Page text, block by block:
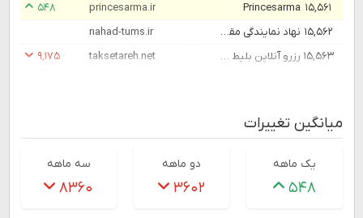
۱۵,۵۶۱ Princesarma
princesarma.ir
۵۴۸
۱۵,۵۶۲
نهاد نمایندگی مقام معظم رهبری دانشگاه علوم پزشکی تهران - صفحه اصلی
nahad-tums.ir
۱۵,۵۶۳
رزرو آنلاین بلیط هواپیما، هتل، تور مسافرتی - گروه شرکت های تک ستاره taksetareh.net ۹,۱۷۵
میانگین تغییرات
یک ماهه
۵۴۸
دو ماهه
۳۶۰۲
سه ماهه
۸۳۶۰